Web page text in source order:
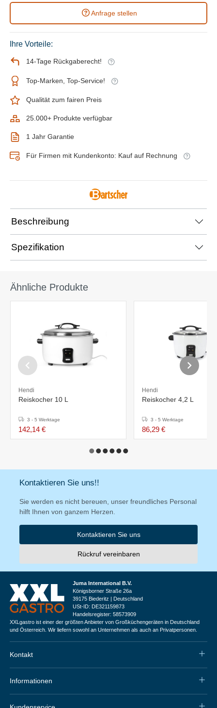
Anfrage stellen
Ihre Vorteile:
14-Tage Rückgaberecht!
Top-Marken, Top-Service!
Qualität zum fairen Preis
25.000+ Produkte verfügbar
1 Jahr Garantie
Für Firmen mit Kundenkonto: Kauf auf Rechnung
Beschreibung
Spezifikation
Ähnliche Produkte
Hendi
Reiskocher 10 L
3 - 5 Werktage
142,14 €
Hendi
Reiskocher 4,2 L
3 - 5 Werktage
86,29 €
Kontaktieren Sie uns!!
Sie werden es nicht bereuen, unser freundliches Personal
hilft Ihnen von ganzem Herzen.
Kontaktieren Sie uns
Rückruf vereinbaren
Juma International B.V.
Königsborner Straße 26a
39175 Biederitz | Deutschland
USt-ID: DE321159873
Handelsregister: 58573909
XXLgastro ist einer der größten Anbieter von Großküchengeräten in Deutschland
und Österreich. Wir liefern sowohl an Unternehmen als auch an Privatpersonen.
Kontakt
Informationen